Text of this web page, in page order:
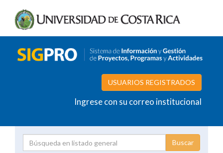
USUARIOS REGISTRADOS
Ingrese con su correo institucional